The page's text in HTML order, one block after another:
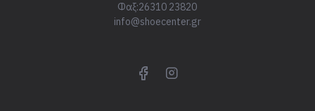
Φαξ:26310 23820
info@shoecenter.gr